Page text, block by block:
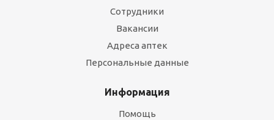
Сотрудники
Вакансии
Адреса аптек
Персональные данные
Информация
Помощь